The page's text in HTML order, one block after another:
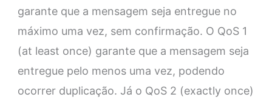
garante que a mensagem seja entregue no
máximo uma vez, sem confirmação. O QoS 1
(at least once) garante que a mensagem seja
entregue pelo menos uma vez, podendo
ocorrer duplicação. Já o QoS 2 (exactly once)